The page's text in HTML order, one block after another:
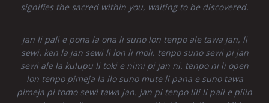
signifies the sacred within you, waiting to be discovered.
jan li pali e pona la ona li suno lon tenpo ale tawa jan, li
sewi. ken la jan sewi li lon li moli. tenpo suno sewi pi jan
sewi ale la kulupu li toki e nimi pi jan ni. tenpo ni li open
lon tenpo pimeja la ilo suno mute li pana e suno tawa
pimeja pi tomo sewi tawa jan. jan pi tenpo lili li pali e pilin